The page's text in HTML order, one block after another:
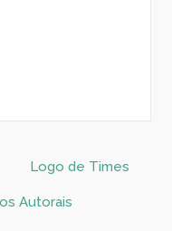
Logo de Times
Autorais